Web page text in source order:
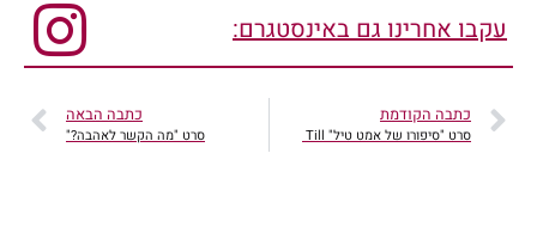
עקבו אחרינו גם באינסטגרם:
כתבה הקודמת
סרט "סיפורו של אמט טיל" Till
כתבה הבאה
סרט "מה הקשר לאהבה?"